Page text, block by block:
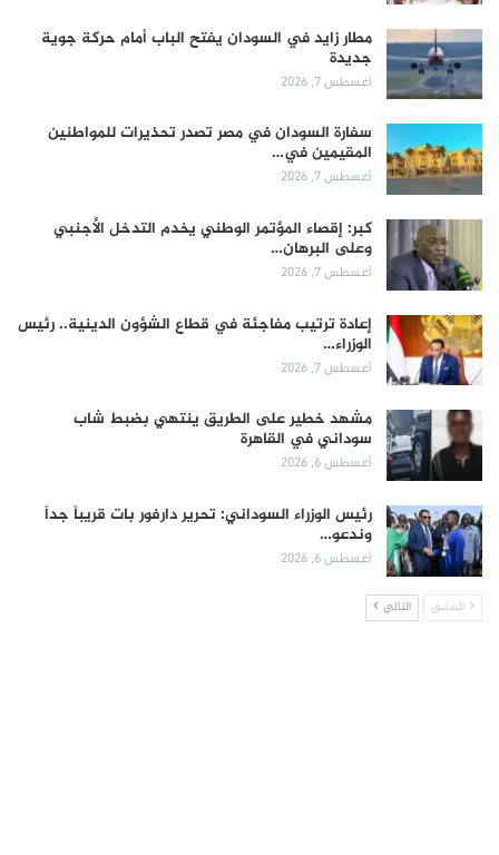
مطار زايد في السودان يفتح الباب أمام حركة جوية
جديدة
أغسطس 7, 2026
سفارة السودان في مصر تصدر تحذيرات للمواطنين
المقيمين في…
أغسطس 7, 2026
كبر: إقصاء المؤتمر الوطني يخدم التدخل الأجنبي
وعلى البرهان…
أغسطس 7, 2026
إعادة ترتيب مفاجئة في قطاع الشؤون الدينية.. رئيس
الوزراء…
أغسطس 7, 2026
مشهد خطير على الطريق ينتهي بضبط شاب
سوداني في القاهرة
أغسطس 6, 2026
رئيس الوزراء السوداني: تحرير دارفور بات قريباً جداً
وندعو…
أغسطس 6, 2026
السابق التالي